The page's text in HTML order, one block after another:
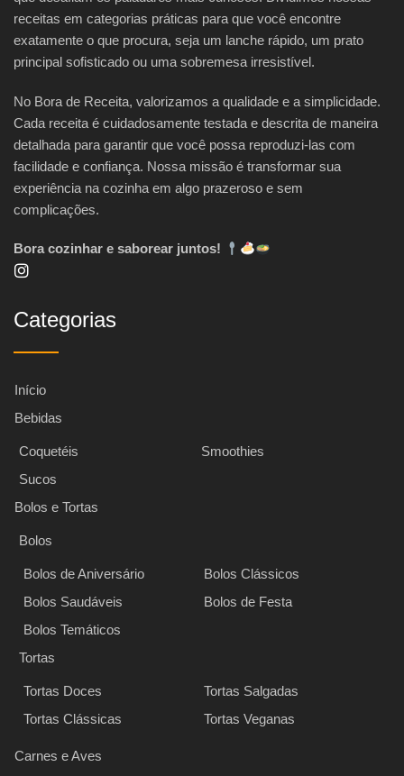
receitas em categorias práticas para que você encontre
exatamente o que procura, seja um lanche rápido, um prato
principal sofisticado ou uma sobremesa irresistível.
No Bora de Receita, valorizamos a qualidade e a simplicidade.
Cada receita é cuidadosamente testada e descrita de maneira
detalhada para garantir que você possa reproduzi-las com
facilidade e confiança. Nossa missão é transformar sua
experiência na cozinha em algo prazeroso e sem
complicações.
Bora cozinhar e saborear juntos!
Categorias
Início
Bebidas
Coquetéis
Smoothies
Sucos
Bolos e Tortas
Bolos
Bolos de Aniversário
Bolos Clássicos
Bolos Saudáveis
Bolos de Festa
Bolos Temáticos
Tortas
Tortas Doces
Tortas Salgadas
Tortas Clássicas
Tortas Veganas
Carnes e Aves